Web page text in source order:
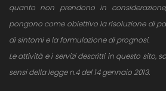
quanto non prendono in
pongono come obiettivo la risoluzione di
di sintomi e la formulazione di prognosi.
Le attività e i servizi descritti in questo sito,
sensi della legge n.4 del 14 gennaio 2013.